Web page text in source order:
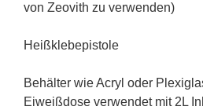
von Zeovith zu verwenden)
Heißklebepistole
Behälter wie Acryl oder
Eiweißdose verwendet mit 2L